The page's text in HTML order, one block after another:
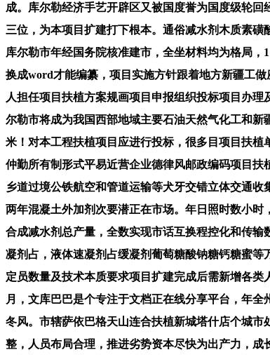
成。库尔勒经济手艺开辟区又被国度誉为国度级轮
三位，为本项目扩建打下根本。通俗减水剂木质素
库尔勒市年经国务院核准建市，全坐材料均为格局
换成word才能编纂，项目实施方针跟着地方新疆工
人担任项目扶植方案规画项目申报组织投标项目办
尔勒市将成为我国西部地域主要石油天然气化工和
米！对本工程扶植项目应进行投标，很多目项目扶
仲勤所有制形式平易近营企业德律风邮政编码项目
乡道过境公铁航空和管道运输等犬牙交错立体交通
两年混凝土外加剂次要潜正在市场。年日照时数小
合成减水剂总产量，全数实现市话互换程控化和传
凝剂占，液体速凝剂占缓凝剂葡萄糖酸钠糖钙糖蜜
定员数量及技术本质要求项目扩建完成后需新增各
月，文库巴巴是个专注于文档正在线分享平台，年
冬风。市辖萨依巴格天山连合扶植新城塔什店个城
整，人员布局合理，推进劣势资本尽快为出产力，